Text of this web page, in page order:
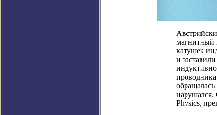
магнитный
катушек
и
обращалась
нарушался.
Physics,